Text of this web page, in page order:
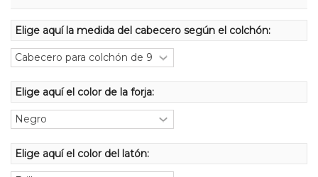
Elige aquí la medida del cabecero según el colchón:
Elige aquí el color de la forja:
Elige aquí el color del latón: